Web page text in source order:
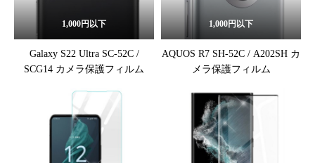
1,000円以下
Galaxy S22 Ultra SC-52C /
SCG14 カメラ保護フィルム
1,000円以下
AQUOS R7 SH-52C / A202SH カ
メラ保護フィルム